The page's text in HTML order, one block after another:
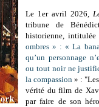
Le 1er avril 2026,
tribune de
historienne,
ombres » : « La
qu’un personnage
ou tout noir ne
la compassion » :
vérité du film de
par faire de son